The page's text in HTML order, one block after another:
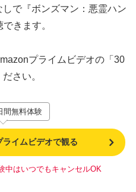
で『ボンズマン：悪霊ハン
きます。
プライムビデオの「30
さい。
間無料体験
イムビデオで観る
中はいつでもキャンセルOK